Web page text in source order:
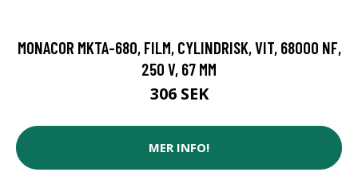
MONACOR MKTA-680, FILM, CYLINDRISK, VIT, 68000 NF,
250 V, 67 MM
306 SEK
MER INFO!